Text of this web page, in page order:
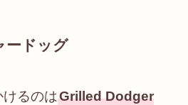
ードッグ
るのはGrilled Dodger